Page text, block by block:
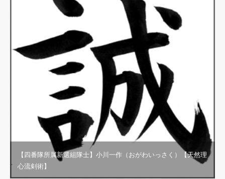
【四番隊所属新選組隊士】小川一作（おがわいっさく）【天然理
心流剣術】